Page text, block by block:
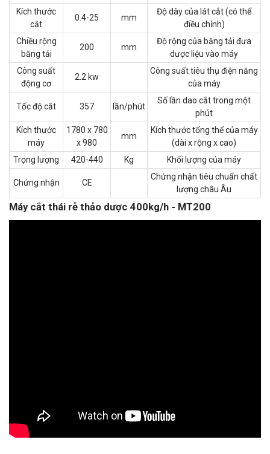
Kích thước
cắt
0.4-25 mm
Độ dày của lát cắt (có thể
điều chỉnh)
Chiều rộng
băng tải
200 mm
Độ rộng của băng tải đưa
dược liệu vào máy
Công suất
động cơ
2.2 kw
Công suất tiêu thụ điện năng
của máy
Tốc độ cắt 357 lần/phút
Số lần dao cắt trong một
phút
Kích thước
máy
1780 x 780
x 980
mm
Kích thước tổng thể của máy
(dài x rộng x cao)
Trọng lượng
420-440 Kg Khối lượng của máy
Chứng nhận CE
Chứng nhận tiêu chuẩn chất
lượng châu Âu
Máy cắt thái rễ thảo dược 400kg/h - MT200